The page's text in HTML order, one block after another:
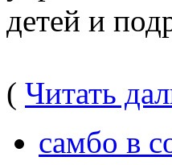
детей и
( Читать
самбо в